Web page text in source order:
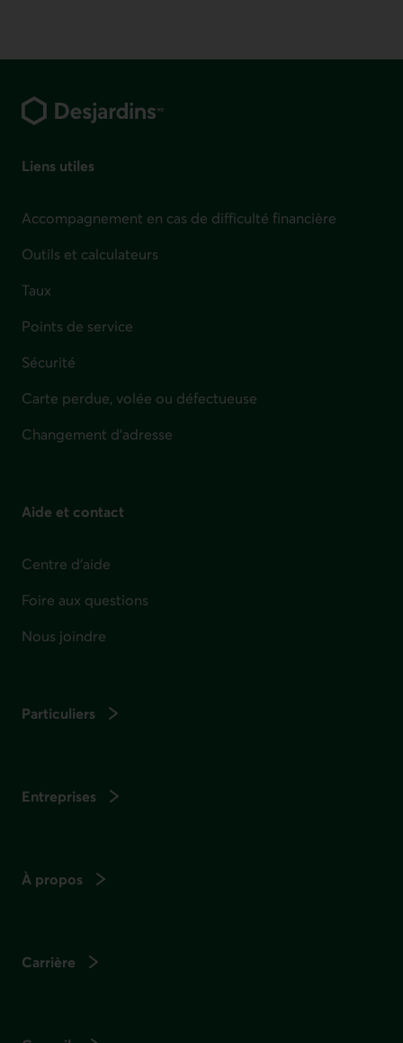
Liens utiles
Accompagnement en cas de difficulté financière
Outils et calculateurs
Taux
Points de service
Sécurité
Carte perdue, volée ou défectueuse
Changement d'adresse
Aide et contact
Centre d'aide
Foire aux questions
Nous joindre
Particuliers
Entreprises
À propos
Carrière